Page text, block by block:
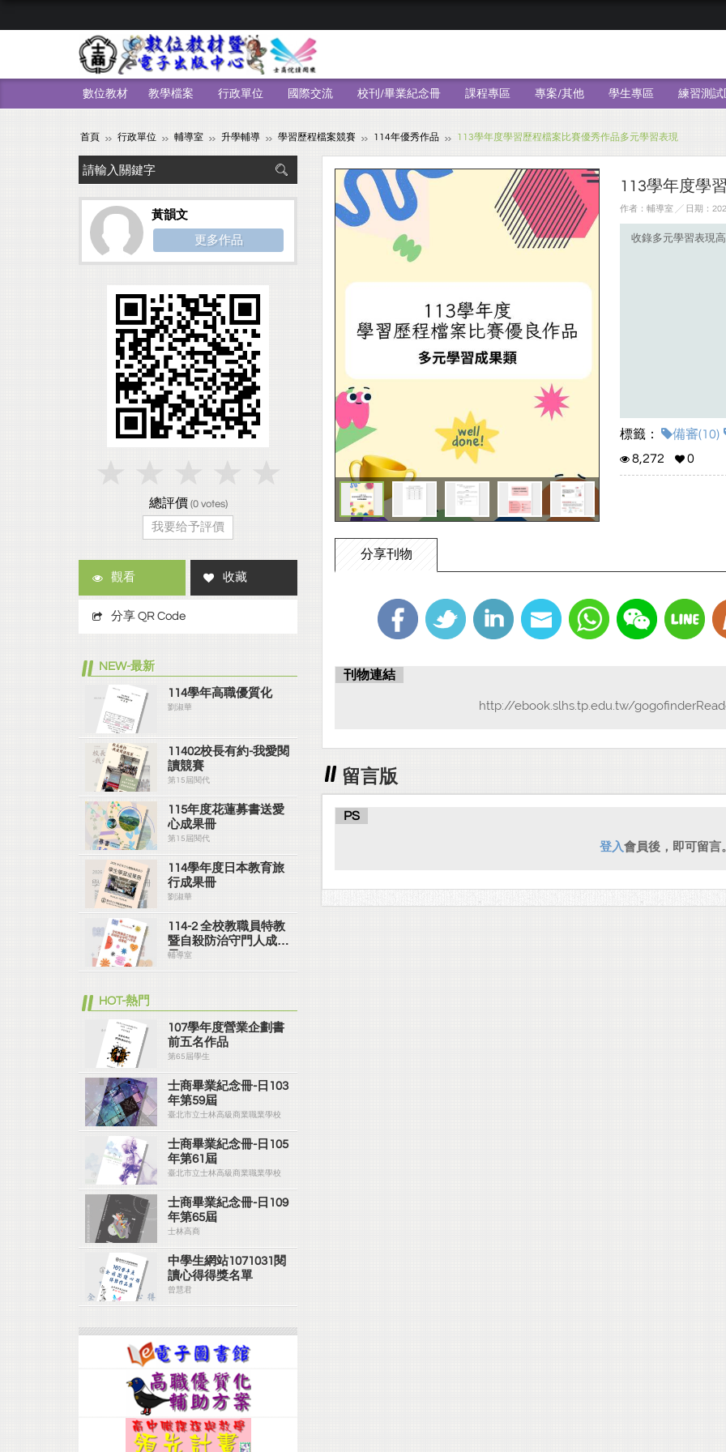
數位教材 教學檔案 行政單位 國際交流 校刊/畢業紀念冊 課程專區 專案/其他 學生專區 練習測試
首頁 行政單位 輔導室 升學輔導 學習歷程檔案競賽 114年優秀作品 113學年度學習歷程檔案比賽優秀作品多元學習表現
113學年度學
作者：輔導室 ╱ 日期：
收錄多元學習表現
標籤：
備審(10)
8,272
0
分享刊物
刊物連結
http://ebook.slhs.tp.edu.tw/
留言版
PS
登入會員後，即可留言
黃韻文
更多作品
總評價 (0votes)
我要给予評價
觀看 收藏
分享 QR Code
NEW-最新
114學年高職優質化
劉淑華
11402校長有約-我愛閱
讀競賽
第15屆閱代
115年度花蓮募書送愛
心成果冊
第15屆閱代
114學年度日本教育旅
行成果冊
劉淑華
114-2 全校教職員特教
暨自殺防治守門人成果
冊
輔導室
HOT-熱門
107學年度營業企劃書
前五名作品
第65屆學生
士商畢業紀念冊-日103
年第59屆
臺北市立士林高級商業職業學校
士商畢業紀念冊-日105
年第61屆
臺北市立士林高級商業職業學校
士商畢業紀念冊-日109
年第65屆
士林高商
中學生網站1071031閱
讀心得得獎名單
曾慧君